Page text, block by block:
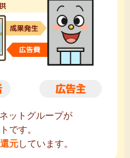
ットグループが
です。
元しています。